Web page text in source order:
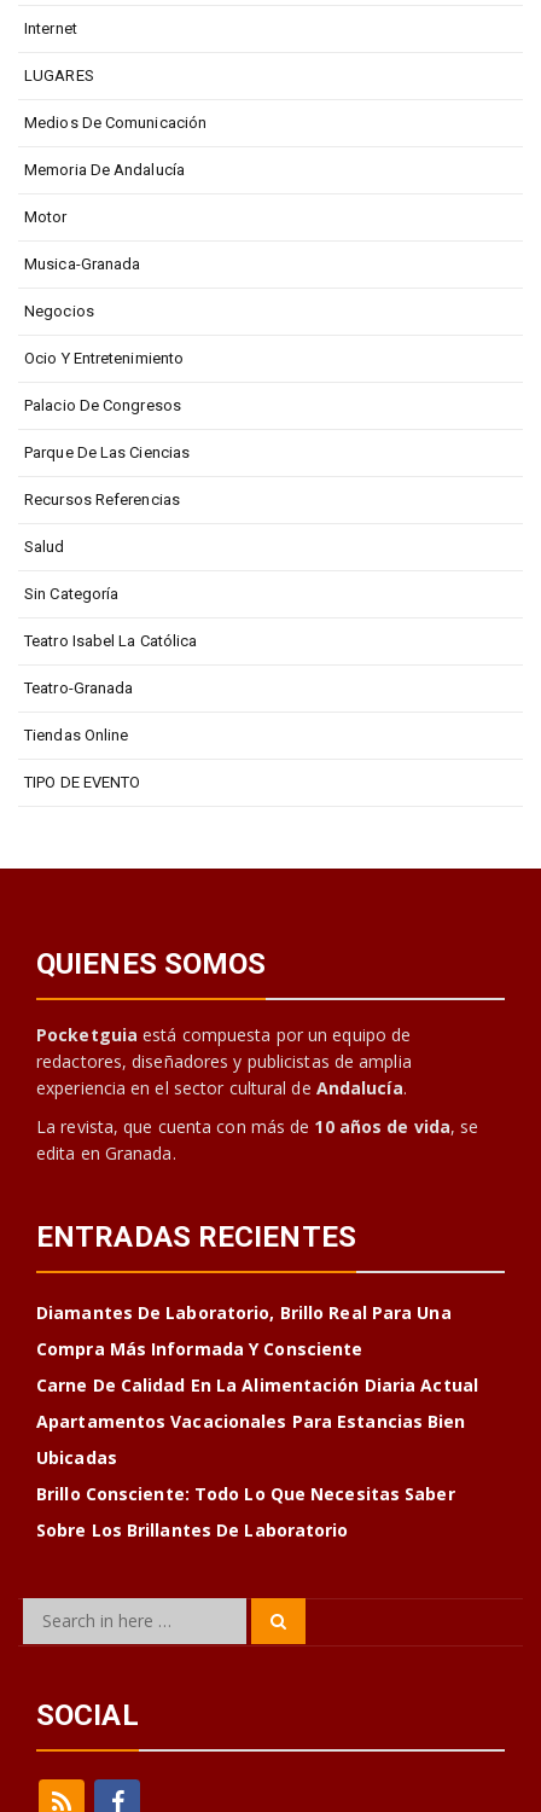
Internet
LUGARES
Medios De Comunicación
Memoria De Andalucía
Motor
Musica-Granada
Negocios
Ocio Y Entretenimiento
Palacio De Congresos
Parque De Las Ciencias
Recursos Referencias
Salud
Sin Categoría
Teatro Isabel La Católica
Teatro-Granada
Tiendas Online
TIPO DE EVENTO
QUIENES SOMOS
Pocketguia está compuesta por un equipo de
redactores, diseñadores y publicistas de amplia
experiencia en el sector cultural de Andalucía.
La revista, que cuenta con más de 10 años de vida, se
edita en Granada.
ENTRADAS RECIENTES
Diamantes De Laboratorio, Brillo Real Para Una
Compra Más Informada Y Consciente
Carne De Calidad En La Alimentación Diaria Actual
Apartamentos Vacacionales Para Estancias Bien
Ubicadas
Brillo Consciente: Todo Lo Que Necesitas Saber
Sobre Los Brillantes De Laboratorio
Search
SOCIAL